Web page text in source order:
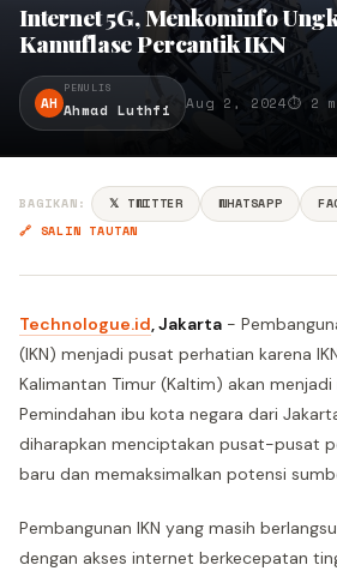
Internet 5G, Menkominfo
Kamuflase Percantik IKN
AH
PENULIS
Ahmad Luthfi Aug 2, 2024⏱ 2
BAGIKAN: 𝕏 TWITTER WHATSAPP
🔗 SALIN TAUTAN
Technologue.id, Jakarta -
(IKN) menjadi pusat perhatian karena
Kalimantan Timur (Kaltim) akan
Pemindahan ibu kota negara dari
diharapkan menciptakan pusat-pusat
baru dan memaksimalkan potensi
Pembangunan IKN yang masih
dengan akses internet berkecepatan